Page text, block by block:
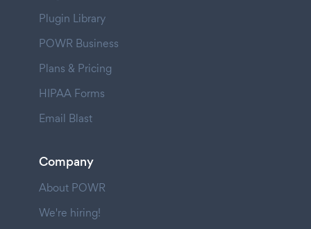
Plugin Library
POWR Business
Plans & Pricing
HIPAA Forms
Email Blast
Company
About POWR
We're hiring!